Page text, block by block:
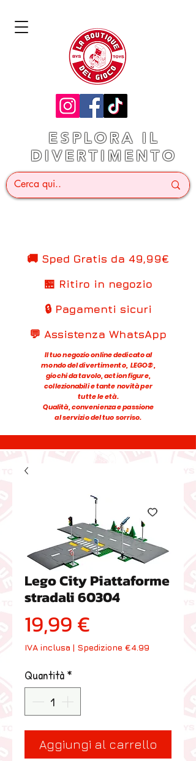
ESPLORA IL
DIVERTIMENTO
🚚 Sped Gratis da 49,99€
🏪 Ritiro in negozio
🔒 Pagamenti sicuri
💬 Assistenza WhatsApp
Il tuo negozio online dedicato al
mondo del divertimento, LEGO®,
giochi da tavolo, action figure,
collezionabili e tante novità per
tutte le età.
Qualità, convenienza e passione
al servizio del tuo sorriso.
Lego City Piattaforme
stradali 60304
19,99 €
IVA inclusa | Spedizione €4.99
Quantità*
Aggiungi al carrello